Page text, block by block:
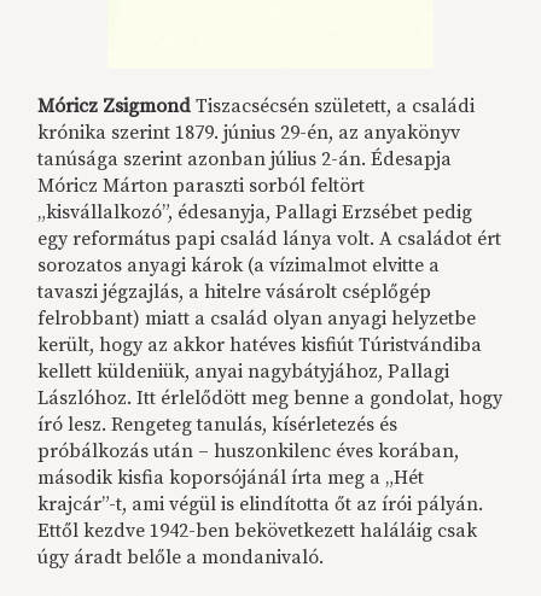
Móricz ZsigmondTiszacsécsén született, a családi
krónika szerint 1879. június 29-én, az anyakönyv
tanúsága szerint azonban július 2-án. Édesapja
Móricz Márton paraszti sorból feltört
„kisvállalkozó”, édesanyja, Pallagi Erzsébet pedig
egy református papi család lánya volt. A családot ért
sorozatos anyagi károk (a vízimalmot elvitte a
tavaszi jégzajlás, a hitelre vásárolt cséplőgép
felrobbant) miatt a család olyan anyagi helyzetbe
került, hogy az akkor hatéves kisfiút Túristvándiba
kellett küldeniük, anyai nagybátyjához, Pallagi
Lászlóhoz. Itt érlelődött meg benne a gondolat, hogy
író lesz. Rengeteg tanulás, kísérletezés és
próbálkozás után – huszonkilenc éves korában,
második kisfia koporsójánál írta meg a „Hét
krajcár”-t, ami végül is elindította őt az írói pályán.
Ettől kezdve 1942-ben bekövetkezett haláláig csak
úgy áradt belőle a mondanivaló.